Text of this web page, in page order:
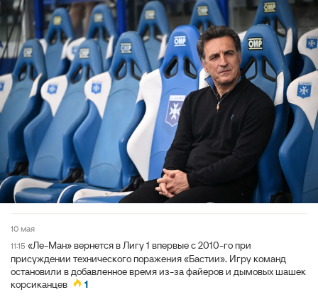
10 мая
11:15 «Ле-Ман» вернется в Лигу 1 впервые с 2010-го при
присуждении технического поражения «Бастии». Игру команд
остановили в добавленное время из-за файеров и дымовых шашек
корсиканцев
1